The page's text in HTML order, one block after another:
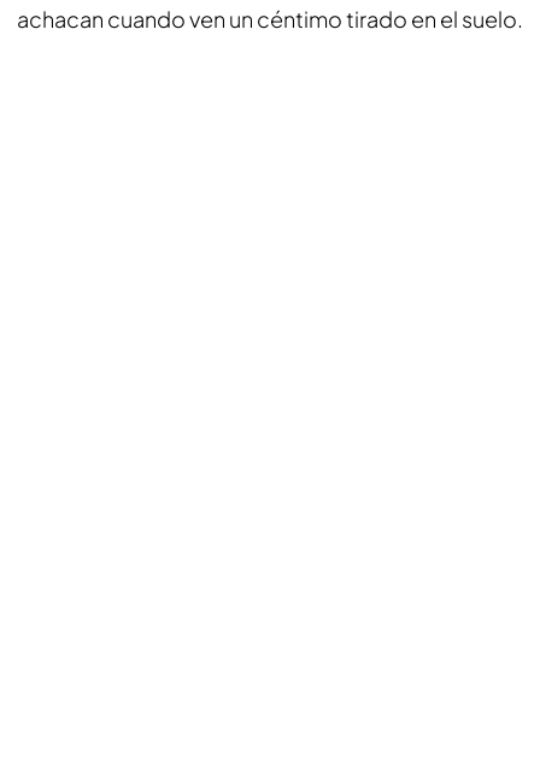
achacan cuando ven un céntimo tirado en el suelo.